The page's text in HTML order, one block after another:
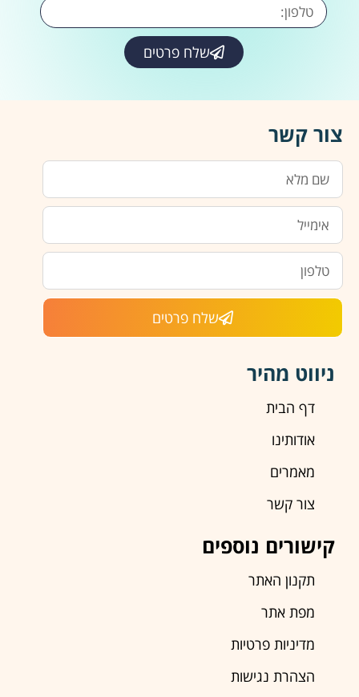
שלח פרטים
צור קשר
שלח פרטים
ניווט מהיר
דף הבית
אודותינו
מאמרים
צור קשר
קישורים נוספים
תקנון האתר
מפת אתר
מדיניות פרטיות
הצהרת נגישות